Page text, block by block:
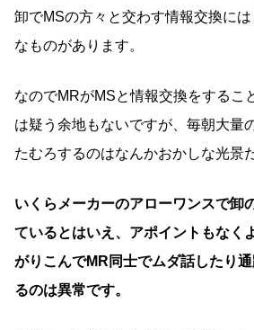
卸でMSの方々と交わす情報交換に
なものがあります。
なのでMRがMSと情報交換をするこ
は疑う余地もないですが、毎朝大量
たむろするのはなんかおかしな光景
いくらメーカーのアローワンスで卸
ているとはいえ、アポイントもなく
がりこんでMR同士でムダ話したり
るのは異常です。